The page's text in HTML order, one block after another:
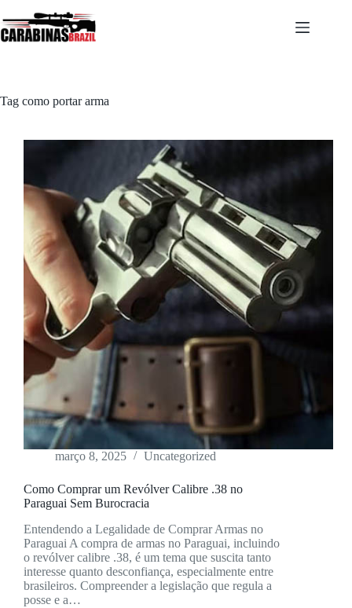
para
o
Tag como portar arma
março 8, 2025 Uncategorized
Como Comprar um Revólver Calibre .38 no
Paraguai Sem Burocracia
Entendendo a Legalidade de Comprar Armas no
Paraguai A compra de armas no Paraguai, incluindo
o revólver calibre .38, é um tema que suscita tanto
interesse quanto desconfiança, especialmente entre
brasileiros. Compreender a legislação que regula a
posse e a…